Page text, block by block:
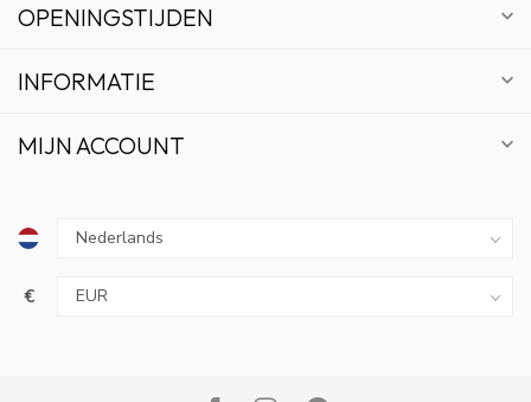
OPENINGSTIJDEN
INFORMATIE
MIJN ACCOUNT
€